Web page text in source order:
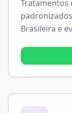
Tratamentos
Brasileira e